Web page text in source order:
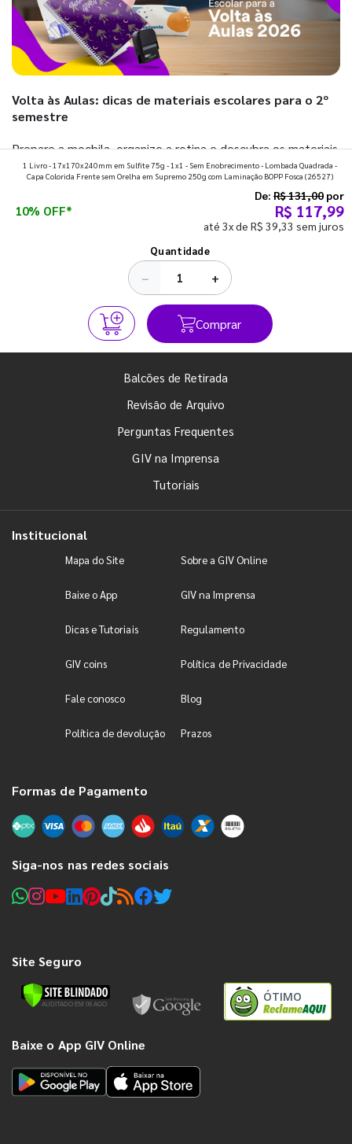
Volta às Aulas: dicas de materiais escolares para o 2º
semestre
Prepare a mochila, organize a rotina e descubra os materiais
que fazem toda diferença para começar o segundo
1 Livro - 17x170x240mm em Sulfite 75g - 1x1 - Sem Enobrecimento - Lombada Quadrada -
Capa Colorida Frente sem Orelha em Supremo 250g com Laminação BOPP Fosca (26527)
10% OFF*
De: R$ 131,00 por
R$ 117,99
até 3x de R$ 39,33 sem juros
Quantidade
− +
Comprar
Balcões de Retirada
Revisão de Arquivo
Perguntas Frequentes
GIV na Imprensa
Tutoriais
Institucional
Mapa do Site Sobre a GIV Online
Baixe o App GIV na Imprensa
Dicas e Tutoriais Regulamento
GIV coins Política de Privacidade
Fale conosco Blog
Política de devolução Prazos
Formas de Pagamento
Siga-nos nas redes sociais
Site Seguro
ÓTIMO
Baixe o App GIV Online